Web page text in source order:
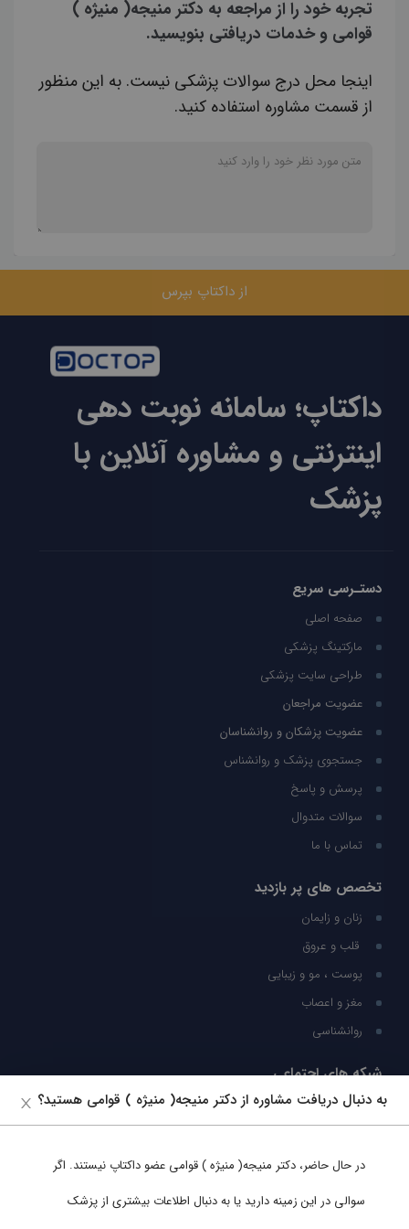
تجربه خود را از مراجعه به دکتر منیجه( منیژه )
قوامی و خدمات دریافتی بنویسید.
اینجا محل درج سوالات پزشکی نیست. به این منظور
از قسمت مشاوره استفاده کنید.
از داکتاپ بپرس
داکتاپ؛ سامانه نوبت دهی
اینترنتی و مشاوره آنلاین با
پزشک
دستـرسی سریع
صفحه اصلی
مارکتینگ پزشکی
طراحی سایت پزشکی
عضویت مراجعان
عضویت پزشکان و روانشناسان
جستجوی پزشک و روانشناس
پرسش و پاسخ
سوالات متدوال
تماس با ما
تخصص های پر بازدید
زنان و زایمان
قلب و عروق
پوست ، مو و زیبایی
مغز و اعصاب
روانشناسی
شبکه های اجتماعی
ما را در شبکه های اجتماعی دنبال کنید
به دنبال دریافت مشاوره از دکتر منیجه( منیژه ) قوامی هستید؟
در حال حاضر، دکتر منیجه( منیژه ) قوامی عضو داکتاپ نیستند. اگر
سوالی در این زمینه دارید یا به دنبال اطلاعات بیشتری از پزشک